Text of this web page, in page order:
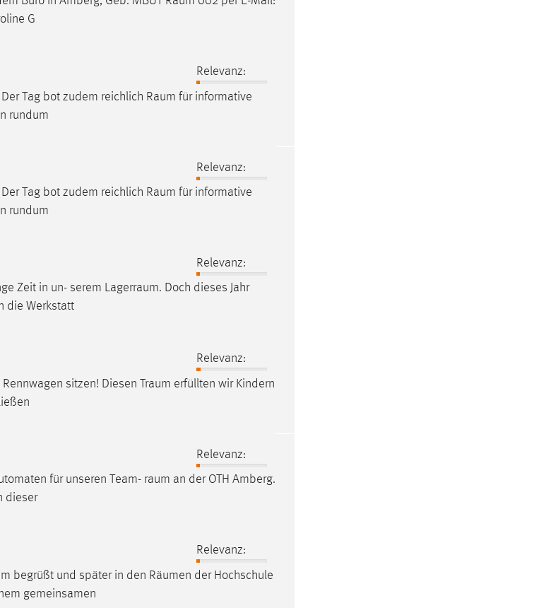
G
Relevanz:
Tag bot zudem reichlich Raum für informative
rundum
Relevanz:
Tag bot zudem reichlich Raum für informative
rundum
Relevanz:
Zeit in un- serem Lagerraum. Doch dieses Jahr
die Werkstatt
Relevanz:
sitzen! Diesen Traum erfüllten wir Kindern
Relevanz:
für unseren Team- raum an der OTH Amberg.
dieser
Relevanz:
begrüßt und später in den Räumen der Hochschule
gemeinsamen